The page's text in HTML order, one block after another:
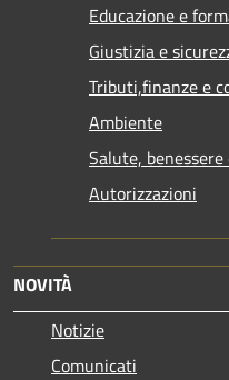
Educazione e
Giustizia e
Tributi,finanze e
Ambiente
Salute,
Autorizzazioni
NOVITÀ
Notizie
Comunicati